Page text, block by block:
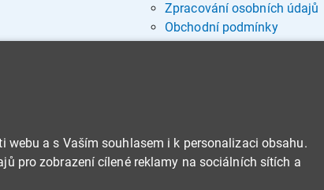
Zpracování osobních údajů
Obchodní podmínky
a s Vaším souhlasem i k personalizaci obsahu.
pro zobrazení cílené reklamy na sociálních sítích a